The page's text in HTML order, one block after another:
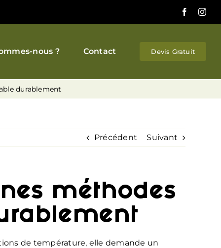
Facebook
nous ? Contact Devis Gratuit
durablement
Précédent Suivant
méthodes
de température, elle demande un